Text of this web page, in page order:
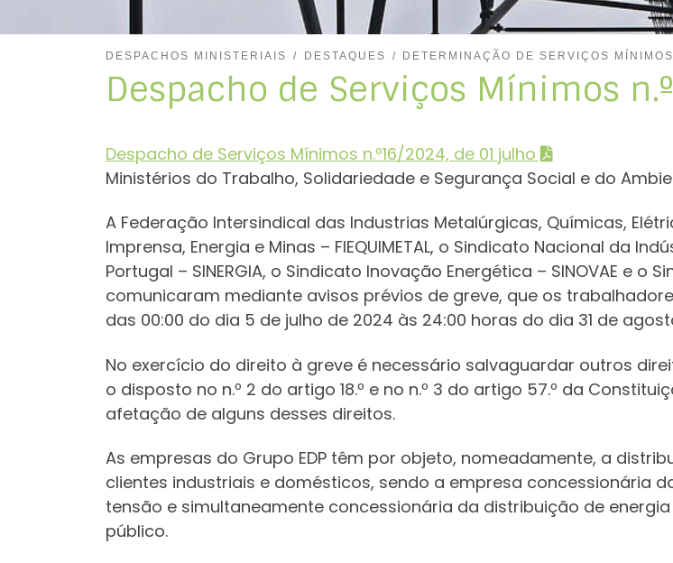
DESPACHOS MINISTERIAIS DESTAQUES DETERMINAÇÃO DE SERVIÇOS MÍNIMOS
Despacho de Serviços Mínimos
Despacho de Serviços Mínimos n.º16/2024, de 01 julho
Ministérios do Trabalho, Solidariedade e Segurança Social e do
A Federação Intersindical das Industrias Metalúrgicas, Químicas,
Imprensa, Energia e Minas – FIEQUIMETAL, o Sindicato Nacional da
Portugal – SINERGIA, o Sindicato Inovação Energética – SINOVAE e o
comunicaram mediante avisos prévios de greve, que os
das 00:00 do dia 5 de julho de 2024 às 24:00 horas do dia 31 de
No exercício do direito à greve é necessário salvaguardar outros
o disposto no n.º 2 do artigo 18.º e no n.º 3 do artigo 57.º da
afetação de alguns desses direitos.
As empresas do Grupo EDP têm por objeto, nomeadamente, a
clientes industriais e domésticos, sendo a empresa concessionária
tensão e simultaneamente concessionária da distribuição de
público.